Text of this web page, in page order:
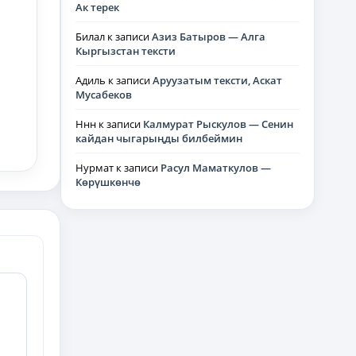
Ак терек
Билал к записиАзиз Батыров — Алга
Кыргызстан тексти
Адиль к записиАруузатым тексти, Аскат
Мусабеков
Ннн к записи Калмурат Рыскулов — Сенин
кайдан чыгарыңды билбеймин
Нурмат к записи Расул Маматкулов —
Көрүшкөнчө